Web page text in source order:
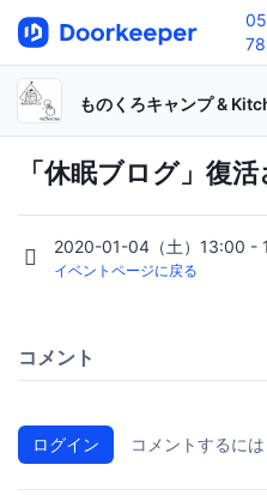
ものくろキャンプ &
「休眠ブログ」復
2020-01-04（土）13:00 -
イベントページに戻る
コメント
ログイン コメントするに